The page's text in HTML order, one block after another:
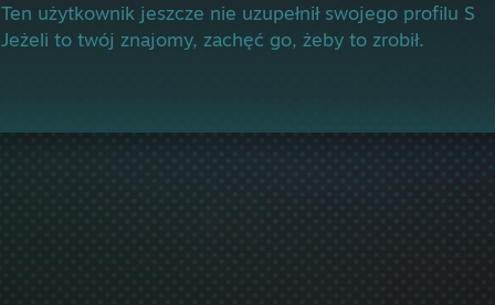
Ten użytkownik jeszcze nie uzupełnił swojego profilu
Jeżeli to twój znajomy, zachęć go, żeby to zrobił.